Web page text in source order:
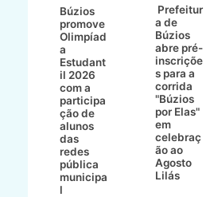
Búzios
promove
Olimpíad
a
Estudant
il 2026
com a
participa
ção de
alunos
das
redes
pública
municipa
l
Prefeitur
a de
Búzios
abre pré-
inscriçõe
s para a
corrida
"Búzios
por Elas"
em
celebraç
ão ao
Agosto
Lilás